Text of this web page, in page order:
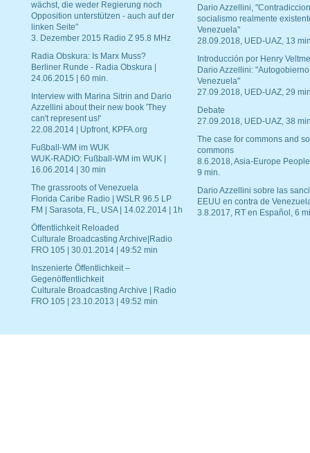
wächst, die weder Regierung noch
Opposition unterstützen - auch auf der
linken Seite"
3. Dezember 2015 Radio Z 95.8 MHz
Radia Obskura: Is Marx Muss?
Berliner Runde - Radia Obskura |
24.06.2015 | 60 min.
Interview with Marina Sitrin and Dario
Azzellini about their new book 'They
can't represent us!'
22.08.2014 | Upfront, KPFA.org
Fußball-WM im WUK
WUK-RADIO: Fußball-WM im WUK |
16.06.2014 | 30 min
The grassroots of Venezuela
Florida Caribe Radio | WSLR 96.5 LP
FM | Sarasota, FL, USA | 14.02.2014 | 1h
Öffentlichkeit Reloaded
Culturale Broadcasting Archive|Radio
FRO 105 | 30.01.2014 | 49:52 min
Inszenierte Öffentlichkeit –
Gegenöffentlichkeit
Culturale Broadcasting Archive | Radio
FRO 105 | 23.10.2013 | 49:52 min
Dario Azzellini,
socialismo realmente
Venezuela"
28.09.2018, UED-UAZ, 13
Introducción por Henry
Dario Azzellini:
Venezuela"
27.09.2018, UED-UAZ, 29
Debate
27.09.2018, UED-UAZ, 38
The case for commons and
commons
8.6.2018, Asia-Europe
9 min.
Dario Azzellini sobre las
EEUU en contra de
3.8.2017, RT en Español, 6